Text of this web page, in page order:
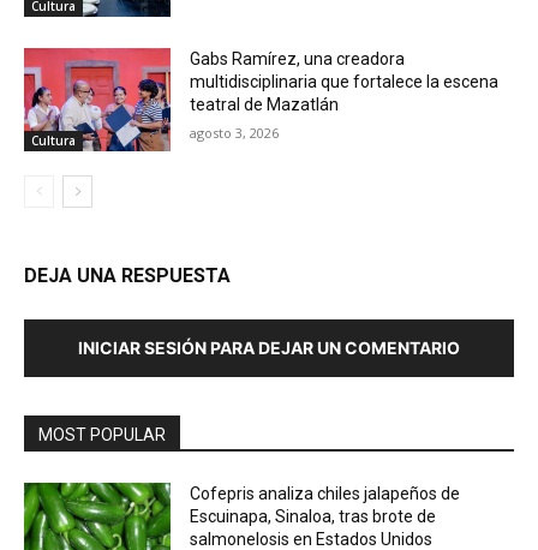
Cultura
Cultura
Gabs Ramírez, una creadora
multidisciplinaria que fortalece la escena
teatral de Mazatlán
agosto 3, 2026
DEJA UNA RESPUESTA
INICIAR SESIÓN PARA DEJAR UN COMENTARIO
MOST POPULAR
Cofepris analiza chiles jalapeños de
Escuinapa, Sinaloa, tras brote de
salmonelosis en Estados Unidos